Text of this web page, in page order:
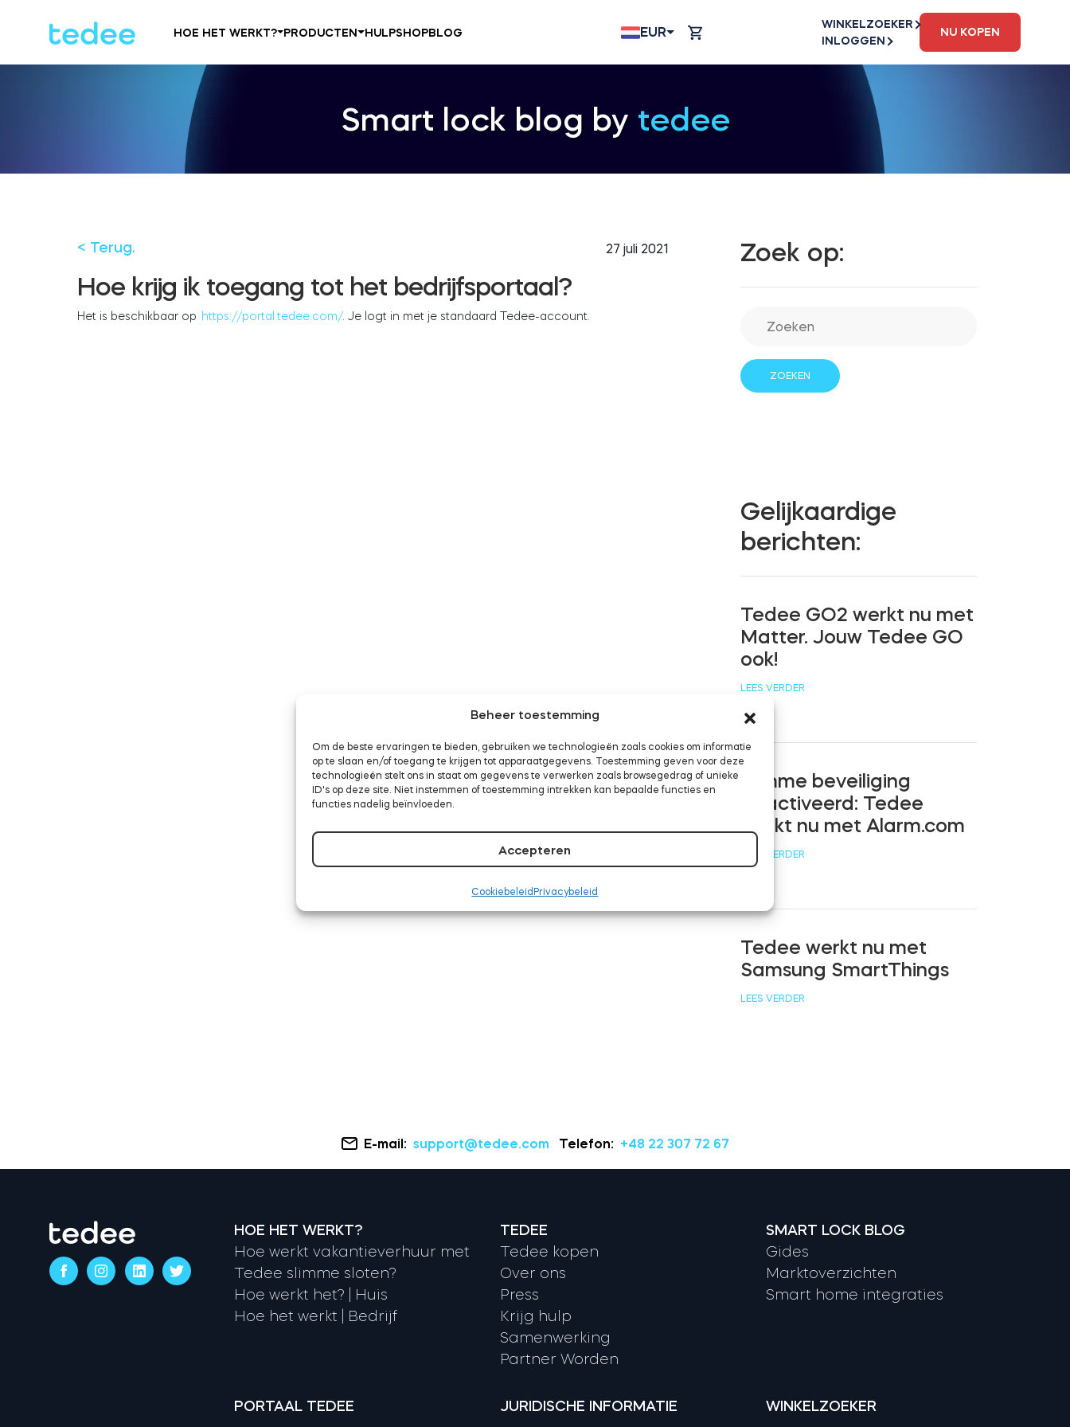
Beheer toestemming
Om de beste ervaringen te bieden, gebruiken we technologieën zoals cookies om informatie
op te slaan en/of toegang te krijgen tot apparaatgegevens. Toestemming geven voor deze
technologieën stelt ons in staat om gegevens te verwerken zoals browsegedrag of unieke
ID's op deze site. Niet instemmen of toestemming intrekken kan bepaalde functies en
functies nadelig beïnvloeden.
Accepteren
Cookiebeleid Privacybeleid
HOE HET WERKT? PRODUCTEN HULPSHOPBLOG EUR
WINKELZOEKER
INLOGGEN
NU KOPEN
Smart lock blog by tedee
< Terug. 27 juli 2021
Hoe krijg ik toegang tot het bedrijfsportaal?
Het is beschikbaar op https://portal.tedee.com/. Je logt in met je standaard Tedee-account.
Zoek op:
Gelijkaardige
berichten:
Tedee GO2 werkt nu met
Matter. Jouw Tedee GO
ook!
LEES VERDER
Slimme beveiliging
geactiveerd: Tedee
werkt nu met Alarm.com
LEES VERDER
Tedee werkt nu met
Samsung SmartThings
LEES VERDER
E-mail: support@tedee.com Telefon: +48 22 307 72 67
HOE HET WERKT?
Hoe werkt vakantieverhuur met
Tedee slimme sloten?
Hoe werkt het? | Huis
Hoe het werkt | Bedrijf
TEDEE
Tedee kopen
Over ons
Press
Krijg hulp
Samenwerking
Partner Worden
SMART LOCK BLOG
Gides
Marktoverzichten
Smart home integraties
PORTAAL TEDEE JURIDISCHE INFORMATIE WINKELZOEKER